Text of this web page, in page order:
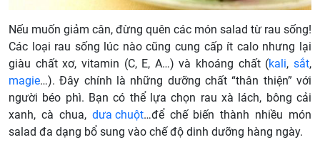
Nếu muốn giảm cân, đừng quên các món salad từ rau sống!
Các loại rau sống lúc nào cũng cung cấp ít calo nhưng lại
giàu chất xơ, vitamin (C, E, A…) và khoáng chất (kali,sắt,
magie…). Đây chính là những dưỡng chất “thân thiện” với
người béo phì. Bạn có thể lựa chọn rau xà lách, bông cải
xanh, cà chua, dưa chuột…để chế biến thành nhiều món
salad đa dạng bổ sung vào chế độ dinh dưỡng hàng ngày.